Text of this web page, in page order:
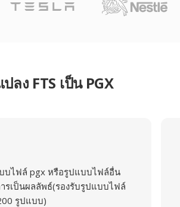
ลง FTS เป็น PGX
บไฟล์ pgx หรือรูปแบบไฟล์อื่น
รเป็นผลลัพธ์(รองรับรูปแบบไฟล์
รูปแบบ)